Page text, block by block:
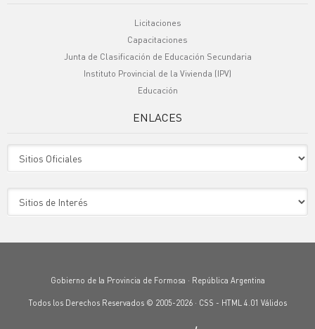
Licitaciones
Capacitaciones
Junta de Clasificación de Educación Secundaria
Instituto Provincial de la Vivienda (IPV)
Educación
ENLACES
Gobierno de la Provincia de Formosa · República Argentina
Todos los Derechos Reservados © 2005-2026 · CSS - HTML 4.01 Válidos